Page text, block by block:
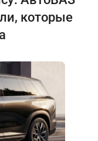
которые